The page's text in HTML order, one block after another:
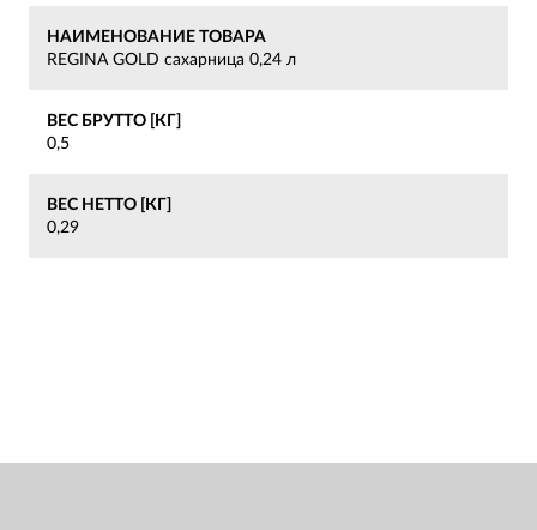
НАИМЕНОВАНИЕ ТОВАРА
REGINA GOLD сахарница 0,24 л
ВЕС БРУТТО [КГ]
0,5
ВЕС НЕТТО [КГ]
0,29